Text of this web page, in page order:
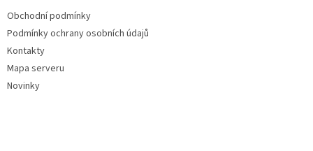
Obchodní podmínky
Podmínky ochrany osobních údajů
Kontakty
Mapa serveru
Novinky